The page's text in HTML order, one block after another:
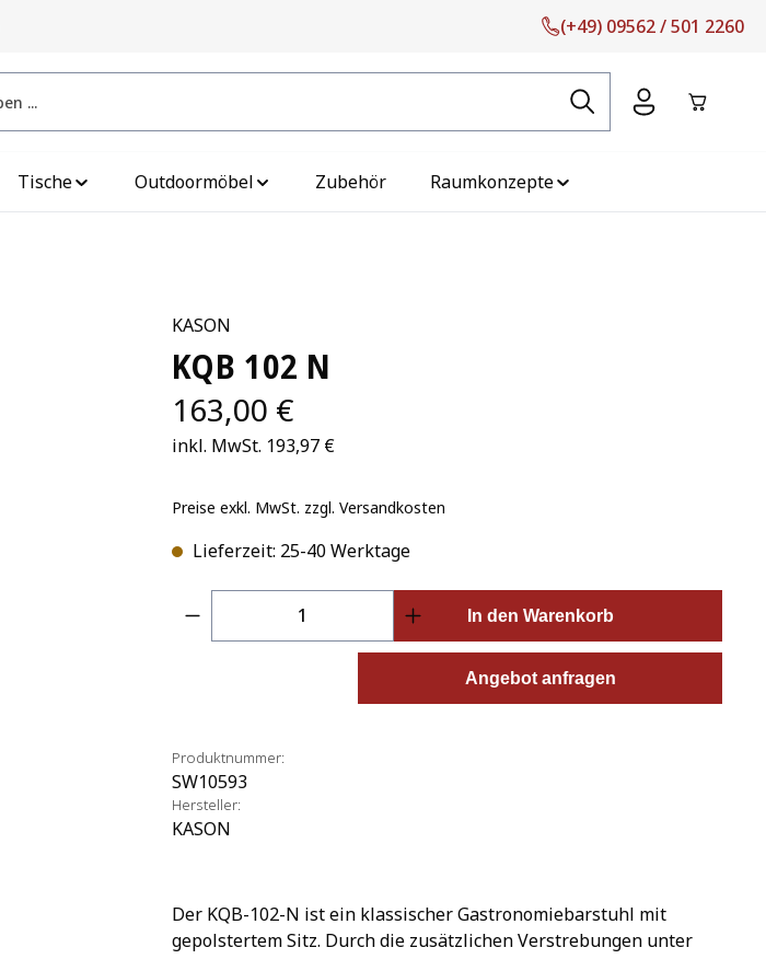
(+49) 09562 / 501 2260
Tische Outdoormöbel Zubehör Raumkonzepte
KASON
KQB 102 N
163,00 €
inkl. MwSt. 193,97 €
Preise exkl. MwSt. zzgl. Versandkosten
Lieferzeit: 25-40 Werktage
Produkt Anzahl: Gib den gewünschten Wert
In den Warenkorb
Angebot anfragen
Produktnummer:
SW10593
Hersteller:
KASON
Der KQB-102-N ist ein klassischer Gastronomiebarstuhl mit
gepolstertem Sitz. Durch die zusätzlichen Verstrebungen unter